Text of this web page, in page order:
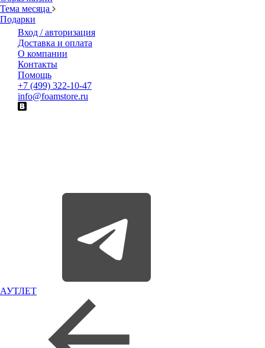
Тема месяца
Подарки
Вход / авторизация
Доставка и оплата
О компании
Контакты
Помощь
+7 (499) 322-10-47
info@foamstore.ru
АУТЛЕТ